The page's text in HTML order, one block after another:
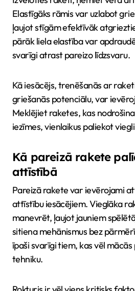
Elastīgāks rāmis var uzlabot
ļaujot stīgām efektīvāk
pārāk liela elastība var
svarīgi atrast pareizo līdzsvaru.
Kā iesācējs, trenēšanās ar
griešanās potenciālu, var
Meklējiet raketes, kas
iezīmes, vienlaikus paliekot
Kā pareizā rakete
attīstībā
Pareizā rakete var ievērojami
attīstību iesācējiem. Vieglāka
manevrēt, ļaujot jauniem
sitiena mehānismus bez
īpaši svarīgi tiem, kas vēl
tehniku.